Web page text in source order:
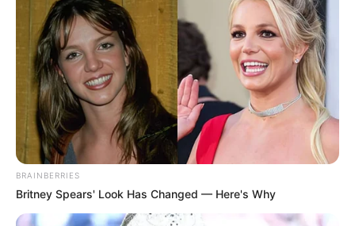
TAGS
ΕΥΒΟΙΑ
ΘΑΝΑΤΟΣ
ΚΥΜΗ ΝΕΑ
ΜΟΥΡΤΕΡΗ
BRAINBERRIES
Britney Spears' Look Has Changed — Here's Why